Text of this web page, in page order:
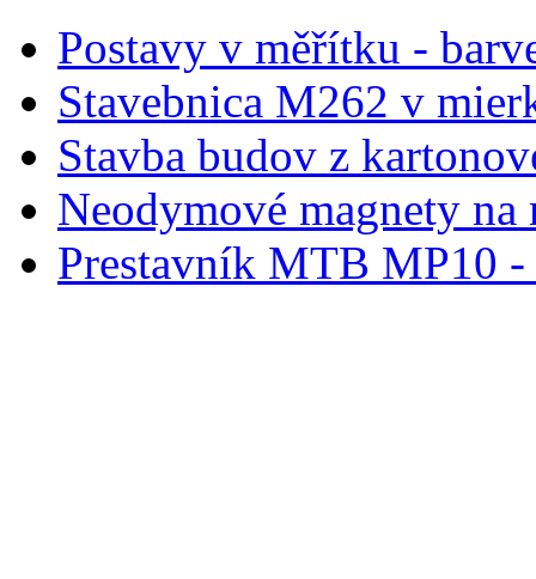
Postavy v měřítku -
Stavebnica M262 v
Stavba budov z
Neodymové magnety na
Prestavník MTB MP10